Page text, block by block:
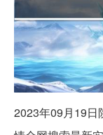
2023年09月19日